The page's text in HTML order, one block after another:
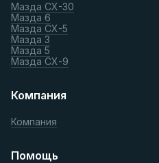
Мазда СХ-30
Мазда 6
Мазда СХ-5
Мазда 3
Мазда 5
Мазда СХ-9
Компания
Компания
Помощь